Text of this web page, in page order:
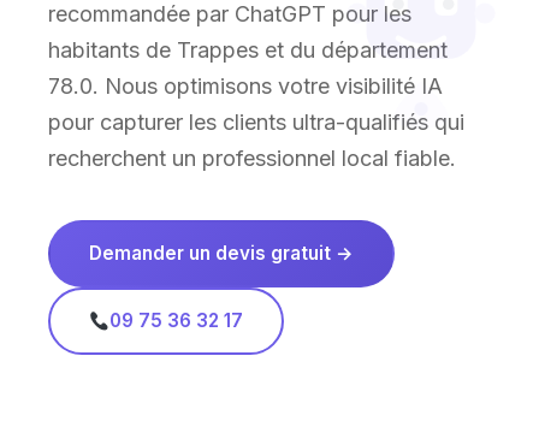
recommandée par ChatGPT pour les
habitants de Trappes et du département
78.0. Nous optimisons votre visibilité IA
pour capturer les clients ultra-qualifiés qui
recherchent un professionnel local fiable.
Demander un devis gratuit →
09 75 36 32 17